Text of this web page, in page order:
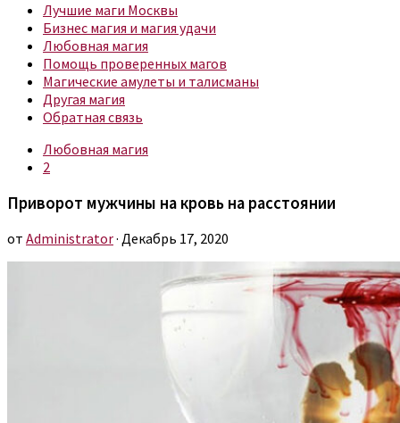
Лучшие маги Москвы
Бизнес магия и магия удачи
Любовная магия
Помощь проверенных магов
Магические амулеты и талисманы
Другая магия
Обратная связь
Любовная магия
2
Приворот мужчины на кровь на расстоянии
от Administrator· Декабрь 17, 2020